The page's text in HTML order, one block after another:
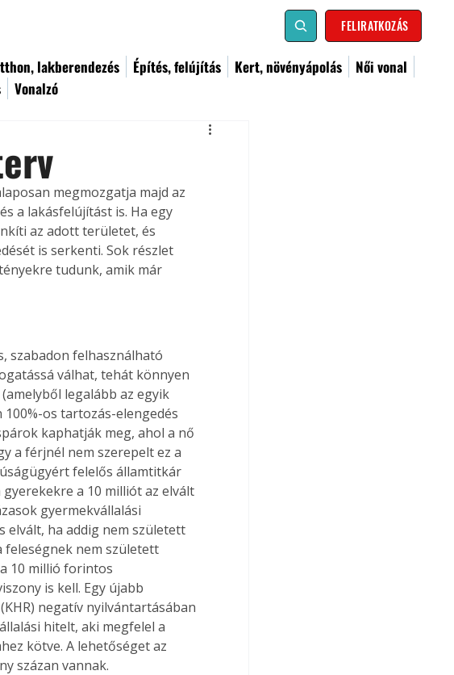
FELIRATKOZÁS
lakberendezés Építés, felújítás Kert, növényápolás
Női vonal
Vonalzó
megmozgatja majd az
a lakásfelújítást is. Ha egy
az adott területet, és
is serkenti. Sok részlet
tudunk, amik már
szabadon felhasználható
válhat, tehát könnyen
legalább az egyik
os tartozás-elengedés
kaphatják meg, ahol a nő
a férjnél nem szerepelt ez a
felelős államtitkár
a 10 milliót az elvált
gyermekvállalási
elvált, ha addig nem született
feleségnek nem született
10 millió forintos
is kell. Egy újabb
negatív nyilvántartásában
hitelt, aki megfelel a
kötve. A lehetőséget az
százan vannak.